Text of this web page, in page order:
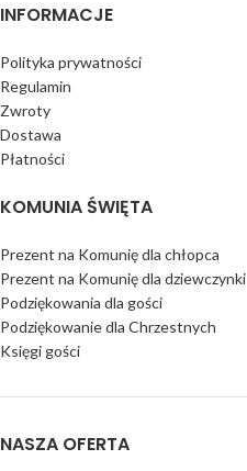
INFORMACJE
Polityka prywatności
Regulamin
Zwroty
Dostawa
Płatności
KOMUNIA ŚWIĘTA
Prezent na Komunię dla chłopca
Prezent na Komunię dla dziewczynki
Podziękowania dla gości
Podziękowanie dla Chrzestnych
Księgi gości
NASZA OFERTA